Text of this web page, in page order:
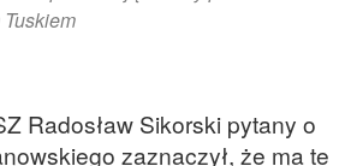
Radosław Sikorski pytany o
zaznaczył, że ma te